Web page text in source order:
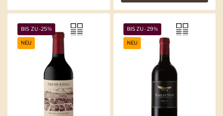
BIS ZU -25%
NEU
BIS ZU -29%
NEU